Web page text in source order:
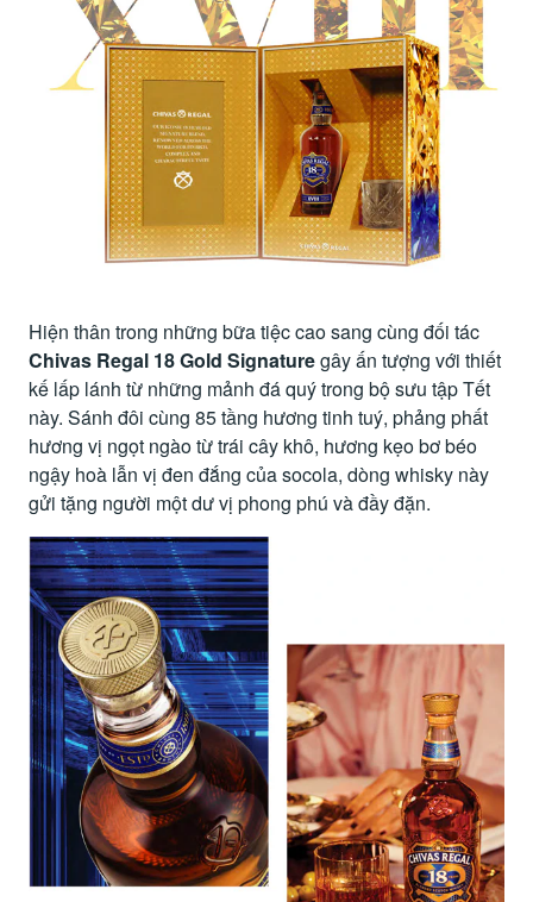
Hiện thân trong những bữa tiệc cao sang cùng đối tác
Chivas Regal 18 Gold Signaturegây ấn tượng với thiết
kế lấp lánh từ những mảnh đá quý trong bộ sưu tập Tết
này. Sánh đôi cùng 85 tầng hương tinh tuý, phảng phất
hương vị ngọt ngào từ trái cây khô, hương kẹo bơ béo
ngậy hoà lẫn vị đen đắng của socola, dòng whisky này
gửi tặng người một dư vị phong phú và đầy đặn.